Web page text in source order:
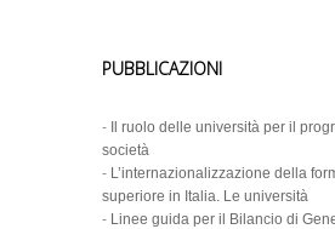
PUBBLICAZIONI
-
Il ruolo delle università per il
società
- L’internazionalizzazione della
superiore in Italia. Le università
- Linee guida per il Bilancio di